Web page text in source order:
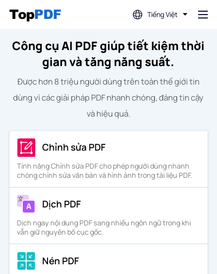
Tiếng Việt
Chỉnh sửa PDF
Dịch PDF
Tách PDF
Nén PDF
Chuyển đổi từ PDF
PDF sang WORD
PDF sang EXCEL
Chuyển đổi sang PDF
WORD sang PDF
Chuyển đổi sang JPG
Công cụ AI PDF giúp tiết kiệm thời
gian và tăng năng suất.
Được hơn 8 triệu người dùng trên toàn thế giới tin
dùng vì các giải pháp PDF nhanh chóng, đáng tin cậy
và hiệu quả.
Chỉnh sửa PDF
Tính năng Chỉnh sửa PDF cho phép người dùng nhanh
chóng chỉnh sửa văn bản và hình ảnh trong tài liệu PDF.
Dịch PDF
Dịch ngay nội dung PDF sang nhiều ngôn ngữ trong khi
vẫn giữ nguyên bố cục gốc.
Nén PDF